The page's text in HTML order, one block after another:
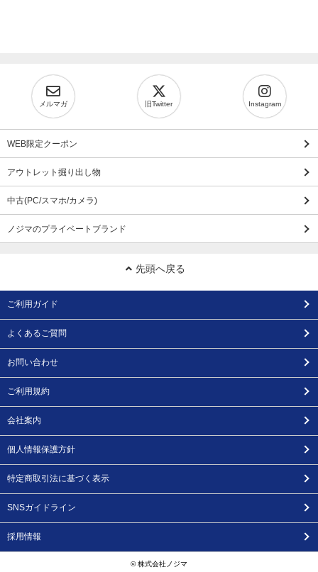
メルマガ 旧Twitter Instagram
WEB限定クーポン
アウトレット掘り出し物
中古(PC/スマホ/カメラ)
ノジマのプライベートブランド
先頭へ戻る
ご利用ガイド
よくあるご質問
お問い合わせ
ご利用規約
会社案内
個人情報保護方針
特定商取引法に基づく表示
SNSガイドライン
採用情報
© 株式会社ノジマ